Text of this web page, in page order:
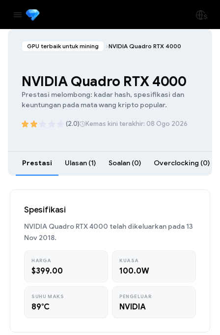
GPU terbaik untuk mining NVIDIA Quadro RTX 4000
NVIDIA Quadro RTX 4000
Prestasi melombong: kadar hash, spesifikasi dan
keuntungan pada mata wang kripto popular.
(2.0) Kemas kini terakhir: 08 Ogo 2026
Prestasi Ulasan (1) Soalan (0) Overclocking (0)
Spesifikasi
NVIDIA Quadro RTX 4000 telah dikeluarkan pada 13
Nov 2018.
HARGA
$399.00
KUASA
100.0W
SUHU MAKS
89°C
PENGELUAR
NVIDIA